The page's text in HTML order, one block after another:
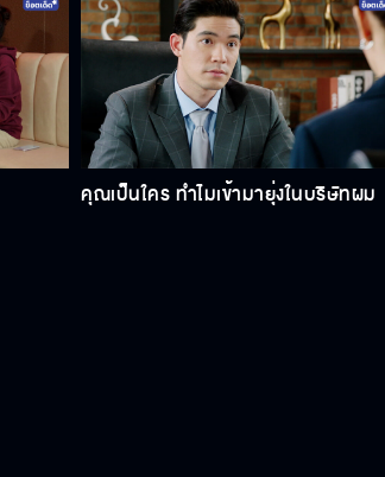
คุณเป็นใคร ทำไมเข้ามายุ่งในบริษัทผม